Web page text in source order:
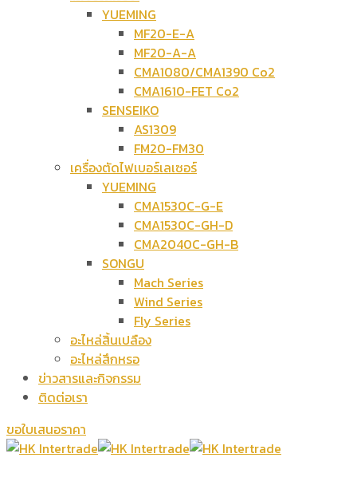
YUEMING
MF20-E-A
MF20-A-A
CMA1080/CMA1390 Co2
CMA1610-FET Co2
SENSEIKO
AS1309
FM20-FM30
เครื่องตัดไฟเบอร์เลเซอร์
YUEMING
CMA1530C-G-E
CMA1530C-GH-D
CMA2040C-GH-B
SONGU
Mach Series
Wind Series
Fly Series
อะไหล่สิ้นเปลือง
อะไหล่สึกหรอ
ข่าวสารและกิจกรรม
ติดต่อเรา
ขอใบเสนอราคา